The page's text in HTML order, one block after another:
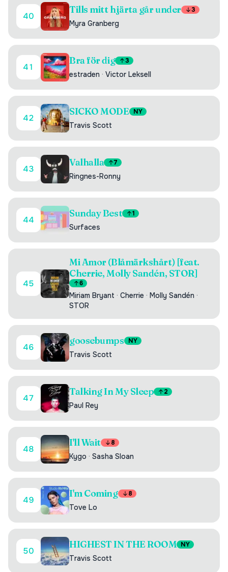
40
Tills mitt hjärta går under 3
Myra Granberg
41
Bra för dig 3
estraden · Victor Leksell
42
SICKO MODE NY
Travis Scott
43
Valhalla 7
Ringnes-Ronny
44
Sunday Best 1
Surfaces
45
Mi Amor (Blåmärkshårt) [feat.
Cherrie, Molly Sandén, STOR]
6
Miriam Bryant · Cherrie · Molly Sandén ·
STOR
46
goosebumps NY
Travis Scott
47
Talking In My Sleep 2
Paul Rey
48
I'll Wait 8
Kygo · Sasha Sloan
49
I'm Coming 8
Tove Lo
50
HIGHEST IN THE ROOM NY
Travis Scott